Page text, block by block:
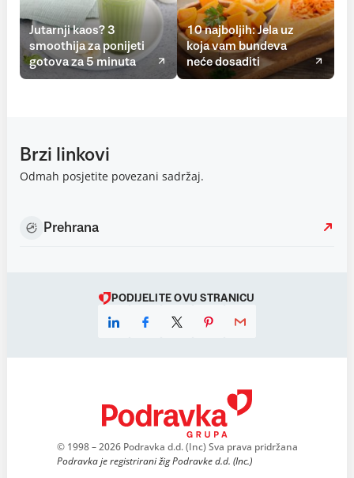
Jutarnji kaos? 3
smoothija za ponijeti
gotova za 5 minuta
10 najboljih: Jela uz
koja vam bundeva
neće dosaditi
Brzi linkovi
Odmah posjetite povezani sadržaj.
Prehrana
PODIJELITE OVU STRANICU
© 1998 – 2026 Podravka d.d. (Inc) Sva prava pridržana
Podravka je registrirani žig Podravke d.d. (Inc.)